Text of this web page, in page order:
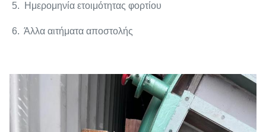
5. Ημερομηνία ετοιμότητας φορτίου
6. Άλλα αιτήματα αποστολής